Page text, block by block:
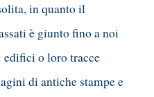
in quanto il
è giunto fino a noi
edifici o loro tracce
di antiche stampe e